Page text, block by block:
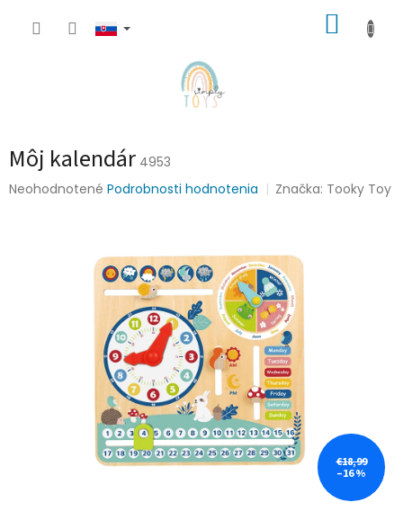
Môj kalendár 4953
Priemerné
Neohodnotené Podrobnosti hodnotenia Značka: Tooky Toy
€18,99
–16 %